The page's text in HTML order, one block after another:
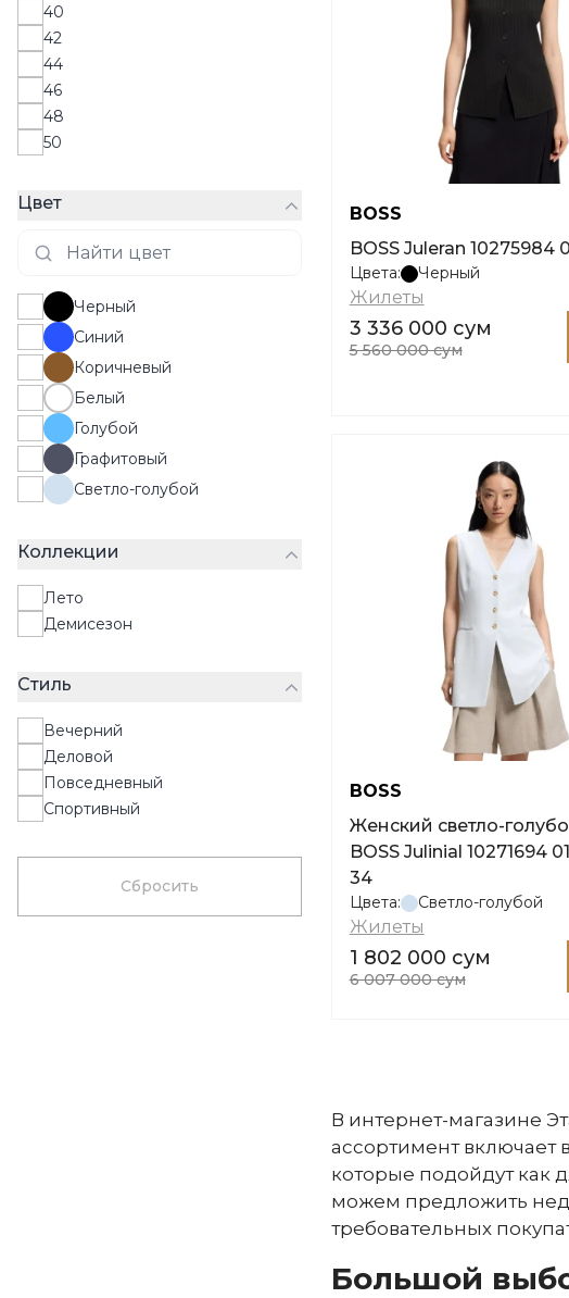
40
42
44
46
48
50
Цвет
Черный
Синий
Коричневый
Белый
Голубой
Графитовый
Светло-голубой
Коллекции
Лето
Демисезон
Стиль
Вечерний
Деловой
Повседневный
Спортивный
Сбросить
BOSS
BOSS Juleran 10275984
Цвета: Черный
Жилеты
3 336 000 сум
5 560 000 сум
BOSS
Женский светло-
BOSS Julinial 10271694
34
Цвета: Светло-голубой
Жилеты
1 802 000 сум
6 007 000 сум
В интернет-магазине
ассортимент включает
которые подойдут как
можем предложить
требовательных
Большой